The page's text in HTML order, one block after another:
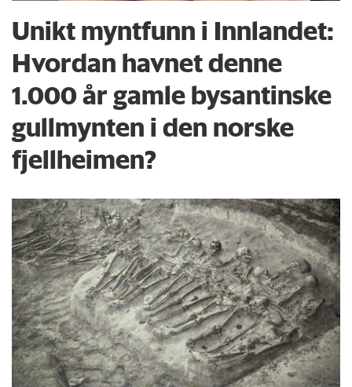
Unikt myntfunn i Innlandet:
Hvordan havnet denne
1.000 år gamle bysantinske
gullmynten i den norske
fjellheimen?